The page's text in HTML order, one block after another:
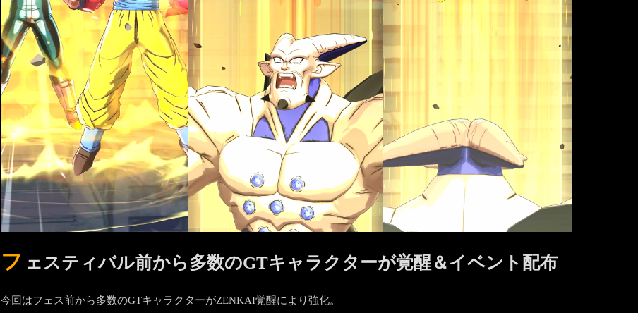
フ ェスティバル前から多数のGTキャラクターが覚醒＆イベント配布
今回はフェス前から多数のGTキャラクターがZENKAI覚醒により強化。